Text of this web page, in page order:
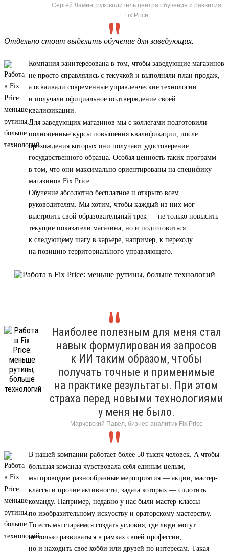
Сергей Ламин, руководитель центра обучения и развития
Fix Price
Отдельно стоит выделить обучение для заведующих.
Компания заинтересована в том, чтобы заведующие магазинов
не просто справлялись с текучкой и выполняли план продаж,
а осваивали современные управленческие технологии
и получали официальное подтверждение своей
квалификации.
Для заведующих магазинов мы с коллегами подготовили
полноценные курсы повышения квалификации, после
прохождения которых они получают удостоверение
государственного образца. Особая ценность таких программ
в том, что они максимально ориентированы на специфику
магазинов Fix Price.
Обучение абсолютно бесплатное и открыто всем
руководителям. Мы хотим, чтобы каждый из них мог
выстроить свой образовательный трек — не только повысить
текущие показатели магазина, но и подготовиться
к следующему шагу в карьере, например, к переходу
на позицию территориального управляющего.
Наиболее полезным для меня стал
навык формулирования запросов
к ИИ таким образом, чтобы
получать точные и применимые
на практике результаты. При этом
страха перед новыми технологиями
у меня не было.
Марчевский Павел, бизнес-аналитик Fix Price
В нашей компании работает более 50 тысяч человек. А чтобы
большая команда чувствовала себя единым целым,
мы проводим разнообразные мероприятия — акции, мастер-
классы и прочие активности, задача которых — сплотить
команду. Например, недавно у нас были мастер-классы
по изобразительному искусству и ораторскому мастерству.
То есть мы стараемся создать условия, где люди могут
не только развиваться в рамках своей профессии,
но и находить свое хобби или друзей по интересам. Такая